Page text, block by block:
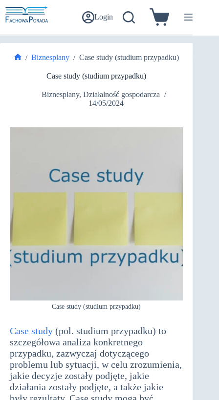
do
treści
Login Koszyk
/ Biznesplany / Case study (studium przypadku)
Case study (studium przypadku)
Biznesplany,Działalność gospodarcza
14/05/2024
Case study (studium przypadku)
Case study (pol. studium przypadku) to
szczegółowa analiza konkretnego
przypadku, zazwyczaj dotyczącego
problemu lub sytuacji, w celu zrozumienia,
jakie decyzje zostały podjęte, jakie
działania zostały podjęte, a także jakie
były rezultaty. Case study mogą być